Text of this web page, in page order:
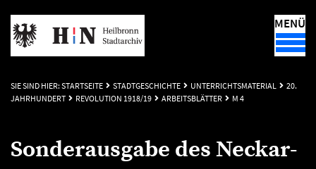
MENÜ
SIE SIND HIER: STARTSEITE STADTGESCHICHTE UNTERRICHTSMATERIAL
20.
JAHRHUNDERT
REVOLUTION 1918/19 ARBEITSBLÄTTER M 4
Sonderausgabe des Neckar-